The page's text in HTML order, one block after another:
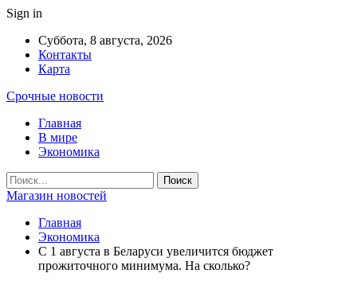
Sign in
Суббота, 8 августа, 2026
Контакты
Карта
Срочные новости
Главная
В мире
Экономика
Магазин новостей
Главная
Экономика
С 1 августа в Беларуси увеличится бюджет
прожиточного минимума. На сколько?